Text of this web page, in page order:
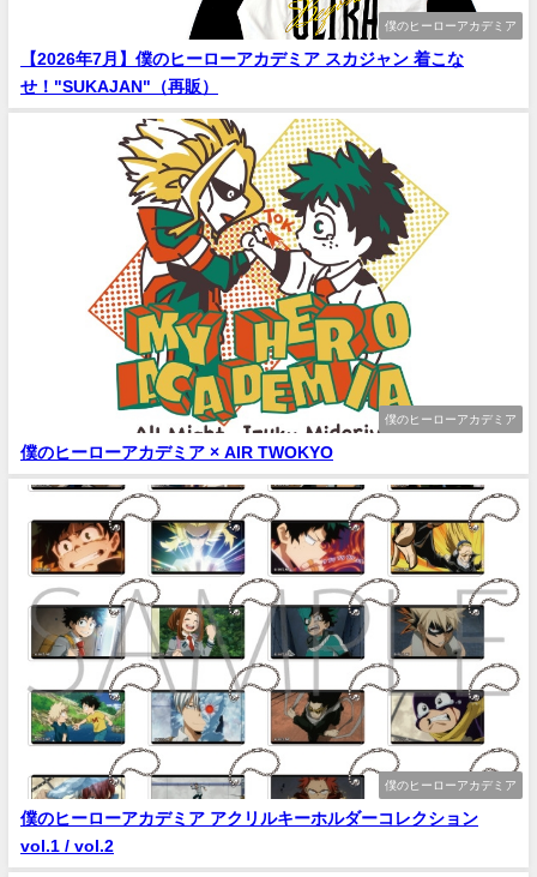
僕のヒーローアカデミア
【2026年7月】僕のヒーローアカデミア スカジャン 着こな
せ！"SUKAJAN"（再販）
僕のヒーローアカデミア
僕のヒーローアカデミア × AIR TWOKYO
僕のヒーローアカデミア
僕のヒーローアカデミア アクリルキーホルダーコレクション
vol.1 / vol.2